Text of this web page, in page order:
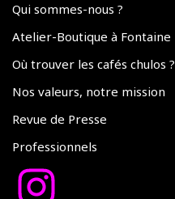
Qui sommes-nous ?
Atelier-Boutique à Fontaine
Où trouver les cafés chulos ?
Nos valeurs, notre mission
Revue de Presse
Professionnels